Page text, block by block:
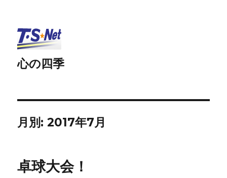
心の四季
月別: 2017年7月
卓球大会！